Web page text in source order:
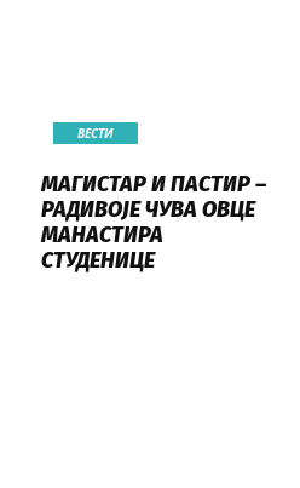
ВЕСТИ
МАГИСТАР И ПАСТИР –
РАДИВОЈЕ ЧУВА ОВЦЕ
МАНАСТИРА
СТУДЕНИЦЕ